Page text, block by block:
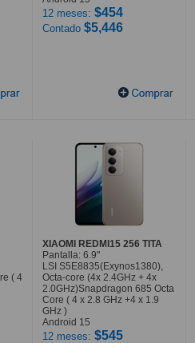
12 meses: $454
Contado $5,446
( 4
XIAOMI REDMI15 256 TITA
Pantalla: 6.9"
LSI S5E8835(Exynos1380),
Octa-core (4x 2.4GHz + 4x
2.0GHz)Snapdragon 685 Octa
Core ( 4 x 2.8 GHz +4 x 1.9
GHz )
Android 15
12 meses: $545